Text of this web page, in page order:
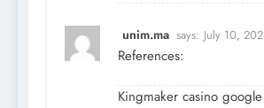
unim.ma says: July 10,
References:
Kingmaker casino